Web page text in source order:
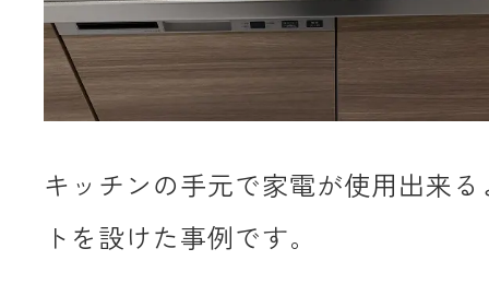
キッチンの手元で家電が使用出来
トを設けた事例です。